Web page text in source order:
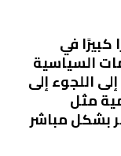
كبيرًا في
السياسية
اللجوء إلى
مثل
بشكل مباشر